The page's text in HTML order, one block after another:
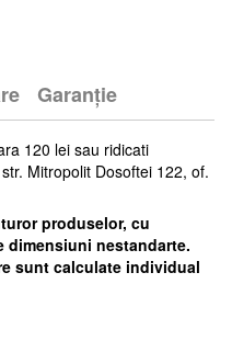
Garanție
120 lei sau ridicati
Mitropolit Dosoftei 122, of.
produselor, cu
nestandarte.
sunt calculate individual